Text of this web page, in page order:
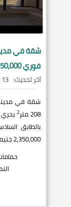
شقة في
فوري 2,350,000 ج
آخر تحديث: 13 يناير 2021
شقة في
208 متر
2
بالطابق
2,350,000 جنيه و باقي عليها 80 الف